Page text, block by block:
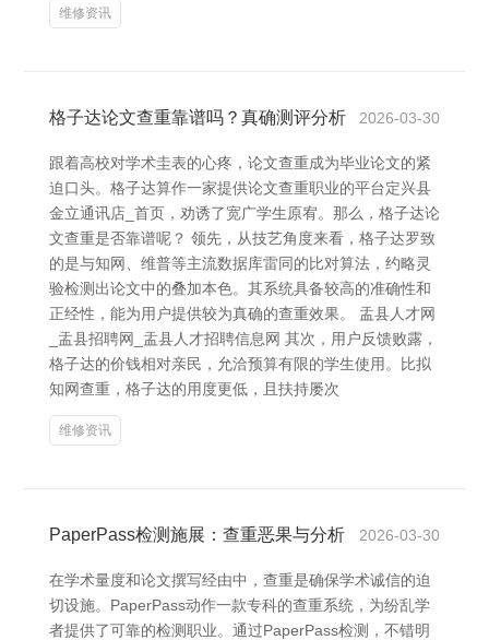
维修资讯
格子达论文查重靠谱吗？真确测评分析 2026-03-30
跟着高校对学术圭表的心疼，论文查重成为毕业论文的紧
迫口头。格子达算作一家提供论文查重职业的平台定兴县
金立通讯店_首页，劝诱了宽广学生原宥。那么，格子达论
文查重是否靠谱呢？ 领先，从技艺角度来看，格子达罗致
的是与知网、维普等主流数据库雷同的比对算法，约略灵
验检测出论文中的叠加本色。其系统具备较高的准确性和
正经性，能为用户提供较为真确的查重效果。 盂县人才网
_盂县招聘网_盂县人才招聘信息网 其次，用户反馈败露，
格子达的价钱相对亲民，允洽预算有限的学生使用。比拟
知网查重，格子达的用度更低，且扶持屡次
维修资讯
PaperPass检测施展：查重恶果与分析 2026-03-30
在学术量度和论文撰写经由中，查重是确保学术诚信的迫
切设施。PaperPass动作一款专科的查重系统，为纷乱学
者提供了可靠的检测职业。通过PaperPass检测，不错明